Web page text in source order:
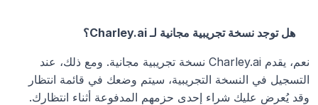
هل توجد نسخة تجريبية مجانية لـ Charley.ai؟
وقد يُعرض عليك شراء إحدى حزمهم المدفوعة أثناء انتظارك.